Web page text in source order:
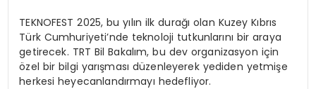
TEKNOFEST 2025, bu yılın ilk durağı olan Kuzey Kıbrıs
Türk Cumhuriyeti’nde teknoloji tutkunlarını bir araya
getirecek. TRT Bil Bakalım, bu dev organizasyon için
özel bir bilgi yarışması düzenleyerek yediden yetmişe
herkesi heyecanlandırmayı hedefliyor.